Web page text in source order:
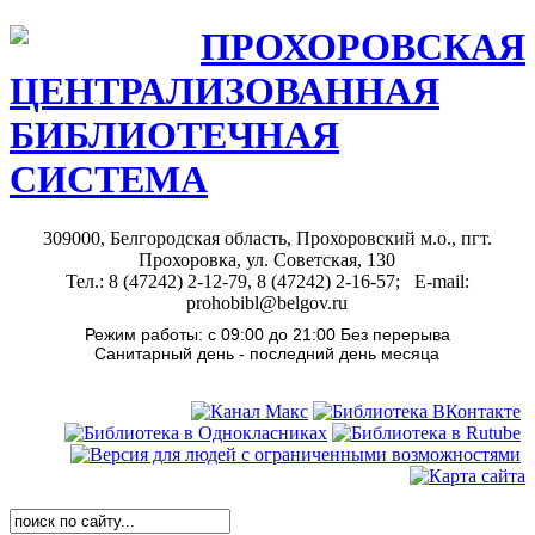
ПРОХОРОВСКАЯ
ЦЕНТРАЛИЗОВАННАЯ
БИБЛИОТЕЧНАЯ
СИСТЕМА
309000, Белгородская область, Прохоровский м.о., пгт.
Прохоровка, ул. Советская, 130
Тел.: 8 (47242) 2-12-79, 8 (47242) 2-16-57; E-mail:
prohobibl@belgov.ru
Режим работы: с 09:00 до 21:00 Без перерыва
Санитарный день - последний день месяца